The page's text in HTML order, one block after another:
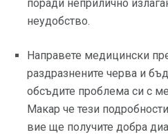
поради неприлично
неудобство.
Направете медицински
раздразнените черва и
обсъдите проблема си с
Макар че тези
вие ще получите добра